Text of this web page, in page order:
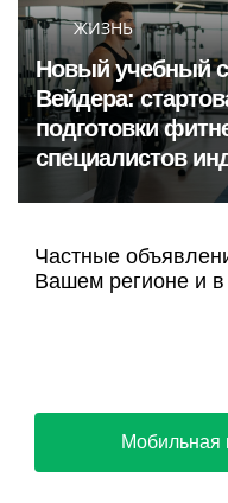
ЖИЗНЬ
Новый учебный
Вейдера:
подготовки
специалистов
Частные
Вашем регионе и в
Мобильная